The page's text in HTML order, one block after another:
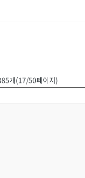
개(17/50페이지)